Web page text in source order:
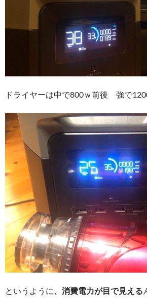
ドライヤーは中で800ｗ前後 強で
というように 、消費電力が目で見える